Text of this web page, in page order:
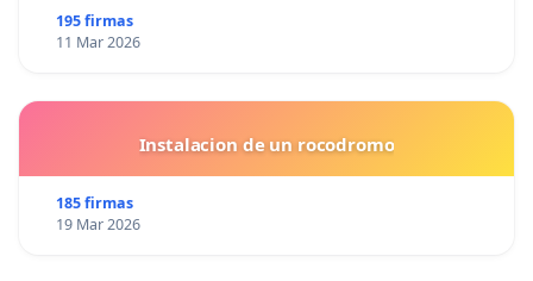
195 firmas
11 Mar 2026
Instalacion de un rocodromo
185 firmas
19 Mar 2026